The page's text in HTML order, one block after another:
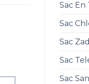
Sac En
Sac
Sac
Sac
Sac